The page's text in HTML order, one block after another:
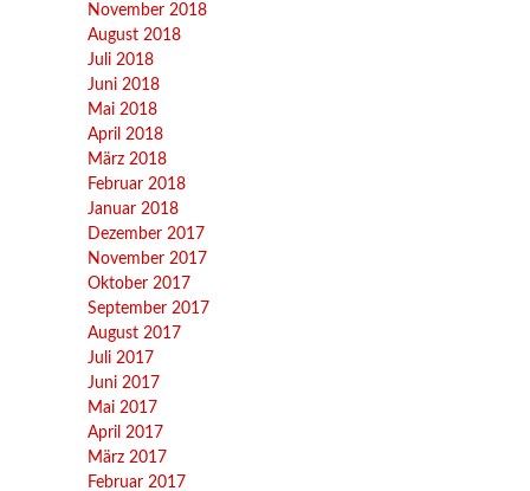
November 2018
August 2018
Juli 2018
Juni 2018
Mai 2018
April 2018
März 2018
Februar 2018
Januar 2018
Dezember 2017
November 2017
Oktober 2017
September 2017
August 2017
Juli 2017
Juni 2017
Mai 2017
April 2017
März 2017
Februar 2017